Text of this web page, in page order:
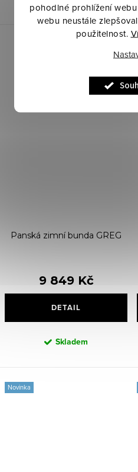
pohodlné prohlížení
webu neustále
použitelnost.
Panská zimní bunda GREG
9 849 Kč
DETAIL
Skladem
Novinka